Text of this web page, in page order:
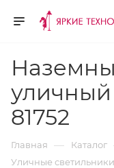
81752
Главная — Каталог
Уличные